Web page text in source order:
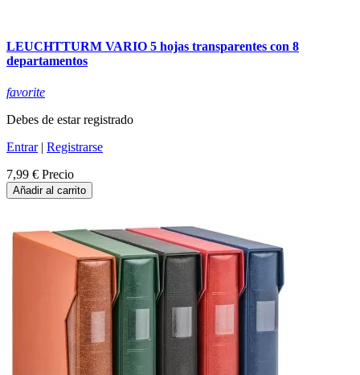
LEUCHTTURM VARIO 5 hojas transparentes con 8
departamentos
favorite
Debes de estar registrado
Entrar| Registrarse
7,99 € Precio
Añadir al carrito